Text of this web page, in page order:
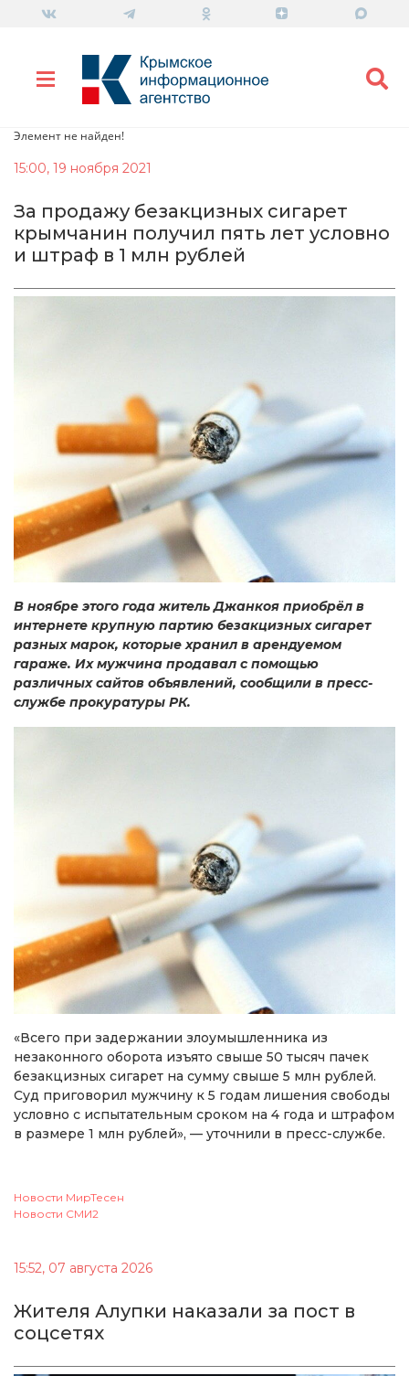
Элемент не найден!
15:00, 19 ноября 2021
За продажу безакцизных сигарет
крымчанин получил пять лет условно
и штраф в 1 млн рублей
В ноябре этого года житель Джанкоя приобрёл в
интернете крупную партию безакцизных сигарет
разных марок, которые хранил в арендуемом
гараже. Их мужчина продавал с помощью
различных сайтов объявлений, сообщили в пресс-
службе прокуратуры РК.
«Всего при задержании злоумышленника из
незаконного оборота изъято свыше 50 тысяч пачек
безакцизных сигарет на сумму свыше 5 млн рублей.
Суд приговорил мужчину к 5 годам лишения свободы
условно с испытательным сроком на 4 года и штрафом
в размере 1 млн рублей», — уточнили в пресс-службе.
Новости МирТесен
Новости СМИ2
15:52, 07 августа 2026
Жителя Алупки наказали за пост в
соцсетях